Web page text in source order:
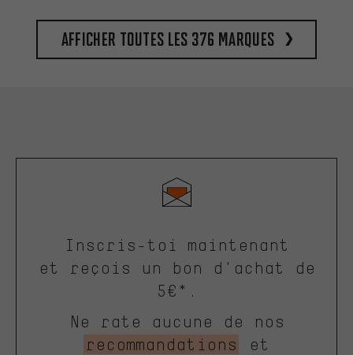
Afficher toutes les 376 marques
Inscris-toi maintenant
et reçois un bon d'achat de
5€*.
Ne rate aucune de nos
recommandations
et